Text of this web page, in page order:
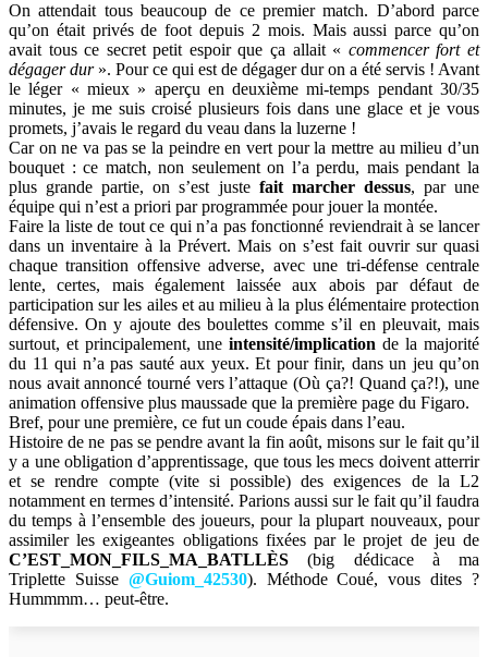
On attendait tous beaucoup de ce premier match. D’abord parce
qu’on était privés de foot depuis 2 mois. Mais aussi parce qu’on
avait tous ce secret petit espoir que ça allait « commencer fort et
dégager dur». Pour ce qui est de dégager dur on a été servis ! Avant
le léger « mieux » aperçu en deuxième mi-temps pendant 30/35
minutes, je me suis croisé plusieurs fois dans une glace et je vous
promets, j’avais le regard du veau dans la luzerne !
Car on ne va pas se la peindre en vert pour la mettre au milieu d’un
bouquet : ce match, non seulement on l’a perdu, mais pendant la
plus grande partie, on s’est juste fait marcher dessus, par une
équipe qui n’est a priori par programmée pour jouer la montée.
Faire la liste de tout ce qui n’a pas fonctionné reviendrait à se lancer
dans un inventaire à la Prévert. Mais on s’est fait ouvrir sur quasi
chaque transition offensive adverse, avec une tri-défense centrale
lente, certes, mais également laissée aux abois par défaut de
participation sur les ailes et au milieu à la plus élémentaire protection
défensive. On y ajoute des boulettes comme s’il en pleuvait, mais
surtout, et principalement, une intensité/implication de la majorité
du 11 qui n’a pas sauté aux yeux. Et pour finir, dans un jeu qu’on
nous avait annoncé tourné vers l’attaque (Où ça?! Quand ça?!), une
animation offensive plus maussade que la première page du Figaro.
Bref, pour une première, ce fut un coude épais dans l’eau.
Histoire de ne pas se pendre avant la fin août, misons sur le fait qu’il
y a une obligation d’apprentissage, que tous les mecs doivent atterrir
et se rendre compte (vite si possible) des exigences de la L2
notamment en termes d’intensité. Parions aussi sur le fait qu’il faudra
du temps à l’ensemble des joueurs, pour la plupart nouveaux, pour
assimiler les exigeantes obligations fixées par le projet de jeu de
C’EST_MON_FILS_MA_BATLLÈS (big dédicace à ma
Triplette Suisse @Guiom_42530). Méthode Coué, vous dites ?
Hummmm… peut-être.